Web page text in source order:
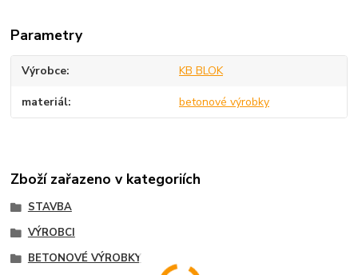
Parametry
Výrobce KB BLOK
materiál betonové výrobky
Zboží zařazeno v kategoriích
STAVBA
VÝROBCI
BETONOVÉ VÝROBKY